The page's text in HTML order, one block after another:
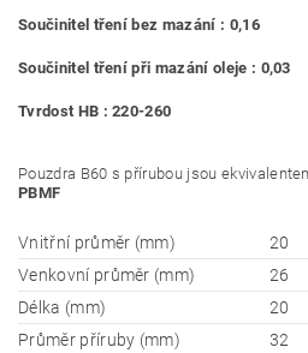
Součinitel tření bez mazání : 0,16
Součinitel tření při mazání oleje : 0,03
Tvrdost HB : 220-260
Pouzdra B60 s přírubou jsou
PBMF
Vnitřní průměr (mm)
20
Venkovní průměr (mm)
26
Délka (mm)
20
Průměr příruby (mm)
32